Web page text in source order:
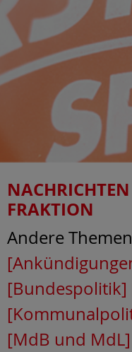
FRAKTION
Andere
[Bundespolitik]
[MdB und MdL]